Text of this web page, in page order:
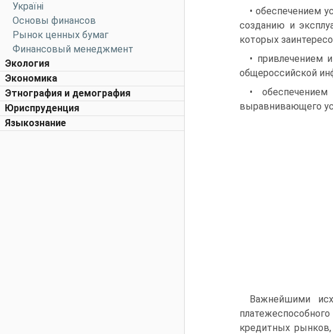
Україні
Основы финансов
Рынок ценных бумаг
Финансовый менеджмент
Экология
Экономика
Этнография и демография
Юриспруденция
Языкознание
• обеспечением
созданию и
которых
• привлечением
общероссийской
•
выравнивающего
Важнейшими
кредитных рынков,